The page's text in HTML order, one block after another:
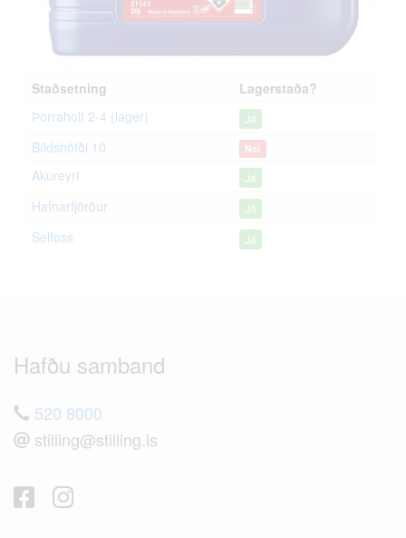
Staðsetning
Lagerstaða?
Þorraholt 2-4 (lager)
Já
Bíldshöfði 10 Nei
Akureyri Já
Hafnarfjörður Já
Selfoss Já
Hafðu samband
520 8000
stilling@stilling.is